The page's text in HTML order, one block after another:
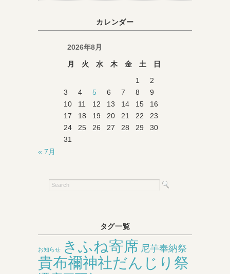
カレンダー
2026年8月
月 火 水 木 金 土
日
1
2
3
4 5 6 7 8
9
10
11 12 13 14 15
16
17
18 19 20 21 22
23
24
25 26 27 28 29
30
31
« 7月
タグ一覧
お知らせ きふね寄席 尼芋奉納祭
貴布禰神社だんじり祭